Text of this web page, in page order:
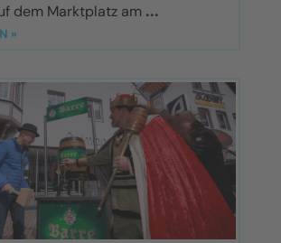
dem Marktplatz am
»